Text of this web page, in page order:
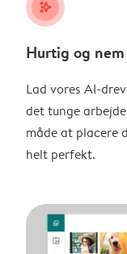
stars_plus
Hurtig og
Lad vores AI-
det tunge
måde at placere
helt perfekt.